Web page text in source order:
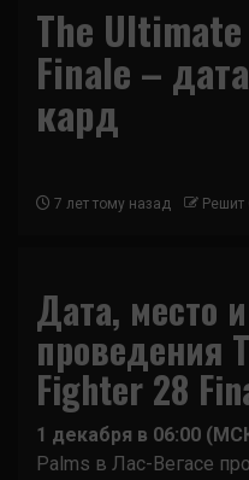
The
Finale –
кард
7 лет тому назад Решит
Дата, место
проведения
Fighter 28
1 декабря в 06:00
Palms в Лас-Вегасе